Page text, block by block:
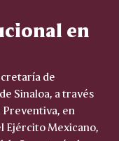
en
de
Sinaloa, a través
Preventiva, en
Ejército Mexicano,